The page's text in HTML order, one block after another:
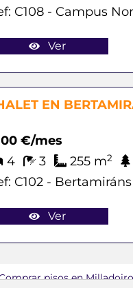
C108 - Campus
Ver
EN
€/mes
4
3 255 m2
C102 -
Ver
pisos en Milladoiro